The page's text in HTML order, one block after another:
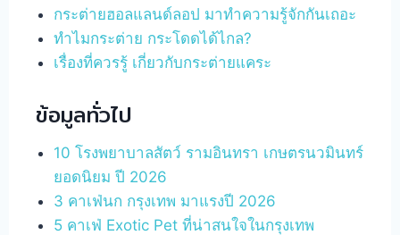
กระต่ายฮอลแลนด์ลอป มาทำความรู้จักกันเถอะ
ทำไมกระต่าย กระโดดได้ไกล?
เรื่องที่ควรรู้ เกี่ยวกับกระต่ายแคระ
ข้อมูลทั่วไป
10 โรงพยาบาลสัตว์ รามอินทรา เกษตรนวมินทร์
ยอดนิยม ปี 2026
3 คาเฟ่นก กรุงเทพ มาแรงปี 2026
5 คาเฟ่ Exotic Pet ที่น่าสนใจในกรุงเทพ